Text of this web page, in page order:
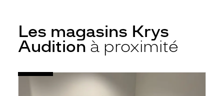
Les magasins Krys
Audition à proximité
Audioprothésiste
Voir